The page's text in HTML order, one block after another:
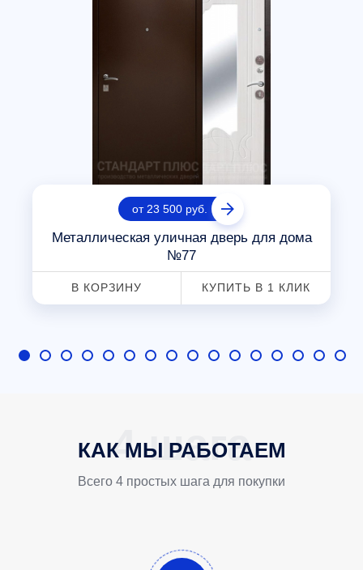
от 23 500 руб.
Металлическая уличная дверь для дома
№77
В КОРЗИНУ КУПИТЬ В 1 КЛИК
КАК МЫ РАБОТАЕМ
Всего 4 простых шага для покупки